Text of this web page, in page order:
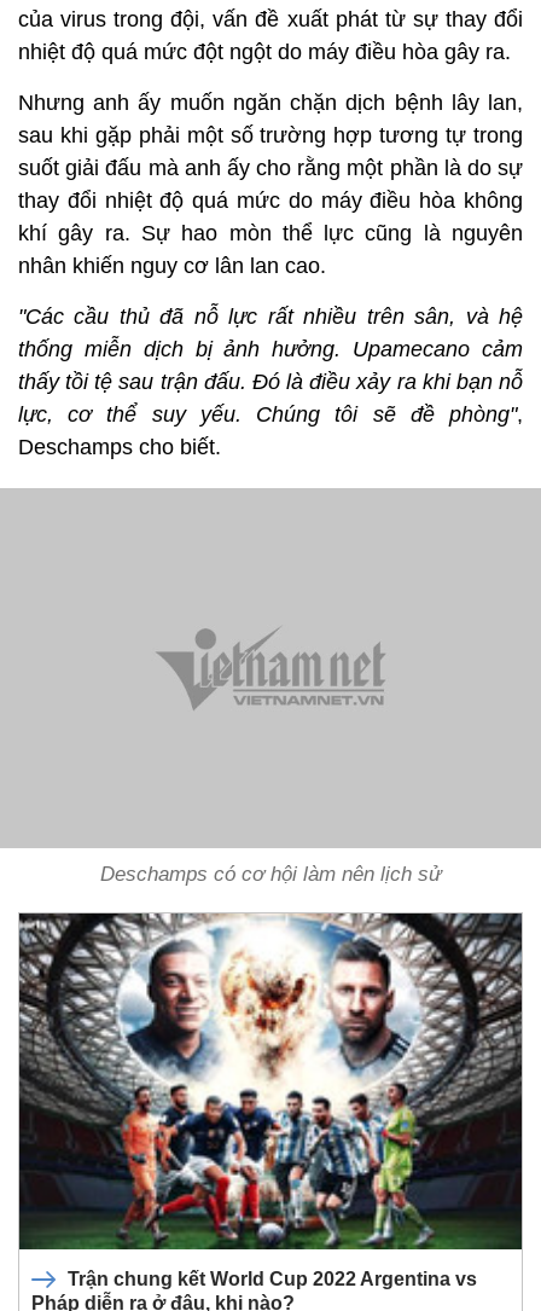
của virus trong đội, vấn đề xuất phát từ sự thay đổi
nhiệt độ quá mức đột ngột do máy điều hòa gây ra.
Nhưng anh ấy muốn ngăn chặn dịch bệnh lây lan,
sau khi gặp phải một số trường hợp tương tự trong
suốt giải đấu mà anh ấy cho rằng một phần là do sự
thay đổi nhiệt độ quá mức do máy điều hòa không
khí gây ra. Sự hao mòn thể lực cũng là nguyên
nhân khiến nguy cơ lân lan cao.
"Các cầu thủ đã nỗ lực rất nhiều trên sân, và hệ
thống miễn dịch bị ảnh hưởng. Upamecano cảm
thấy tồi tệ sau trận đấu. Đó là điều xảy ra khi bạn nỗ
lực, cơ thể suy yếu. Chúng tôi sẽ đề phòng",
Deschamps cho biết.
Deschamps có cơ hội làm nên lịch sử
Trận chung kết World Cup 2022 Argentina vs
Pháp diễn ra ở đâu, khi nào?